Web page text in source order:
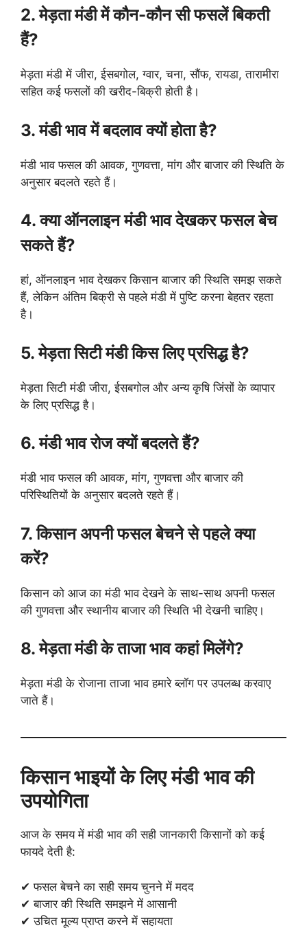
2. मेड़ता मंडी में कौन-कौन सी फसलें बिकती
हैं?
मेड़ता मंडी में जीरा, ईसबगोल, ग्वार, चना, सौंफ, रायडा, तारामीरा
सहित कई फसलों की खरीद-बिक्री होती है।
3. मंडी भाव में बदलाव क्यों होता है?
मंडी भाव फसल की आवक, गुणवत्ता, मांग और बाजार की स्थिति के
अनुसार बदलते रहते हैं।
4. क्या ऑनलाइन मंडी भाव देखकर फसल बेच
सकते हैं?
हां, ऑनलाइन भाव देखकर किसान बाजार की स्थिति समझ सकते
हैं, लेकिन अंतिम बिक्री से पहले मंडी में पुष्टि करना बेहतर रहता
है।
5. मेड़ता सिटी मंडी किस लिए प्रसिद्ध है?
मेड़ता सिटी मंडी जीरा, ईसबगोल और अन्य कृषि जिंसों के व्यापार
के लिए प्रसिद्ध है।
6. मंडी भाव रोज क्यों बदलते हैं?
मंडी भाव फसल की आवक, मांग, गुणवत्ता और बाजार की
परिस्थितियों के अनुसार बदलते रहते हैं।
7. किसान अपनी फसल बेचने से पहले क्या
करें?
किसान को आज का मंडी भाव देखने के साथ-साथ अपनी फसल
की गुणवत्ता और स्थानीय बाजार की स्थिति भी देखनी चाहिए।
8. मेड़ता मंडी के ताजा भाव कहां मिलेंगे?
मेड़ता मंडी के रोजाना ताजा भाव हमारे ब्लॉग पर उपलब्ध करवाए
जाते हैं।
किसान भाइयों के लिए मंडी भाव की
उपयोगिता
आज के समय में मंडी भाव की सही जानकारी किसानों को कई
फायदे देती है:
✔ फसल बेचने का सही समय चुनने में मदद
✔ बाजार की स्थिति समझने में आसानी
✔ उचित मूल्य प्राप्त करने में सहायता